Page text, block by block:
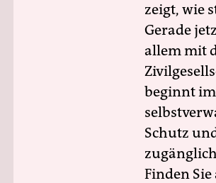
zeigt, wie
Gerade
allem mit
beginnt
Schutz
Finden